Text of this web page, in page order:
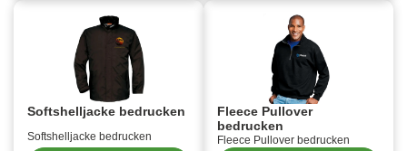
Softshelljacke bedrucken
Softshelljacke bedrucken
Fleece Pullover
bedrucken
Fleece Pullover bedrucken